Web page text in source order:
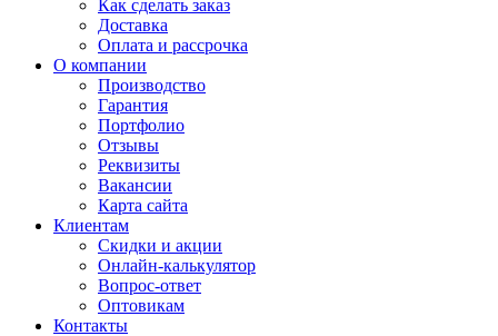
Как сделать заказ
Доставка
Оплата и рассрочка
О компании
Производство
Гарантия
Портфолио
Отзывы
Реквизиты
Вакансии
Карта сайта
Клиентам
Скидки и акции
Онлайн-калькулятор
Вопрос-ответ
Оптовикам
Контакты